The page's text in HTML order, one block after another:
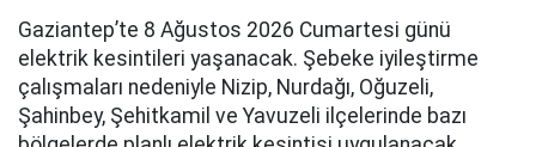
Gaziantep’te 8 Ağustos 2026 Cumartesi günü
elektrik kesintileri yaşanacak. Şebeke iyileştirme
çalışmaları nedeniyle Nizip, Nurdağı, Oğuzeli,
Şahinbey, Şehitkamil ve Yavuzeli ilçelerinde bazı